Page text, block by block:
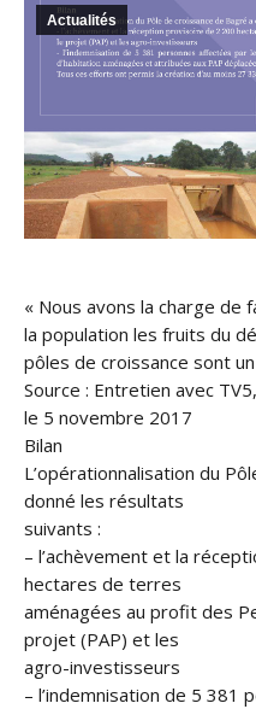
Actualités
« Nous avons la charge de
la population les fruits du
pôles de croissance sont
Source : Entretien avec
le 5 novembre 2017
Bilan
L’opérationnalisation du
donné les résultats
suivants :
– l’achèvement et la
hectares de terres
aménagées au profit des
projet (PAP) et les
agro-investisseurs
– l’indemnisation de 5 381